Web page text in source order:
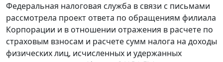
Федеральная налоговая служба в связи с письмами
рассмотрела проект ответа по обращениям филиала
Корпорации и в отношении отражения в расчете по
страховым взносам и расчете сумм налога на доходы
физических лиц, исчисленных и удержанных